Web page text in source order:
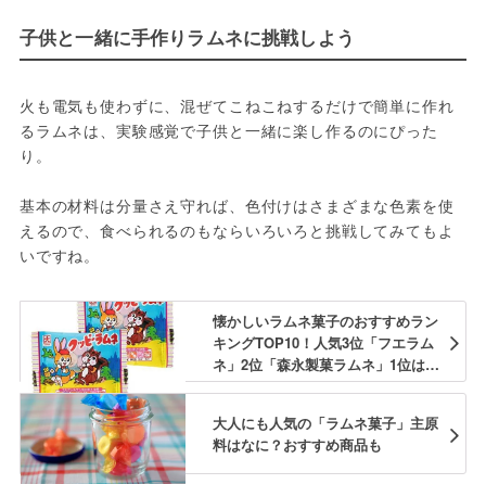
子供と一緒に手作りラムネに挑戦しよう
火も電気も使わずに、混ぜてこねこねするだけで簡単に作れ
るラムネは、実験感覚で子供と一緒に楽し作るのにぴった
り。
基本の材料は分量さえ守れば、色付けはさまざまな色素を使
えるので、食べられるのもならいろいろと挑戦してみてもよ
いですね。
懐かしいラムネ菓子のおすすめラン
キングTOP10！人気3位「フエラム
ネ」2位「森永製菓ラムネ」1位は？ -
macaroni
大人にも人気の「ラムネ菓子」主原
料はなに？おすすめ商品も